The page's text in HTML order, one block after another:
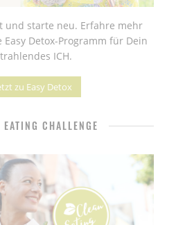
und starte neu. Erfahre mehr
Easy Detox-Programm für Dein
ICH.
zu Easy Detox
EATING CHALLENGE